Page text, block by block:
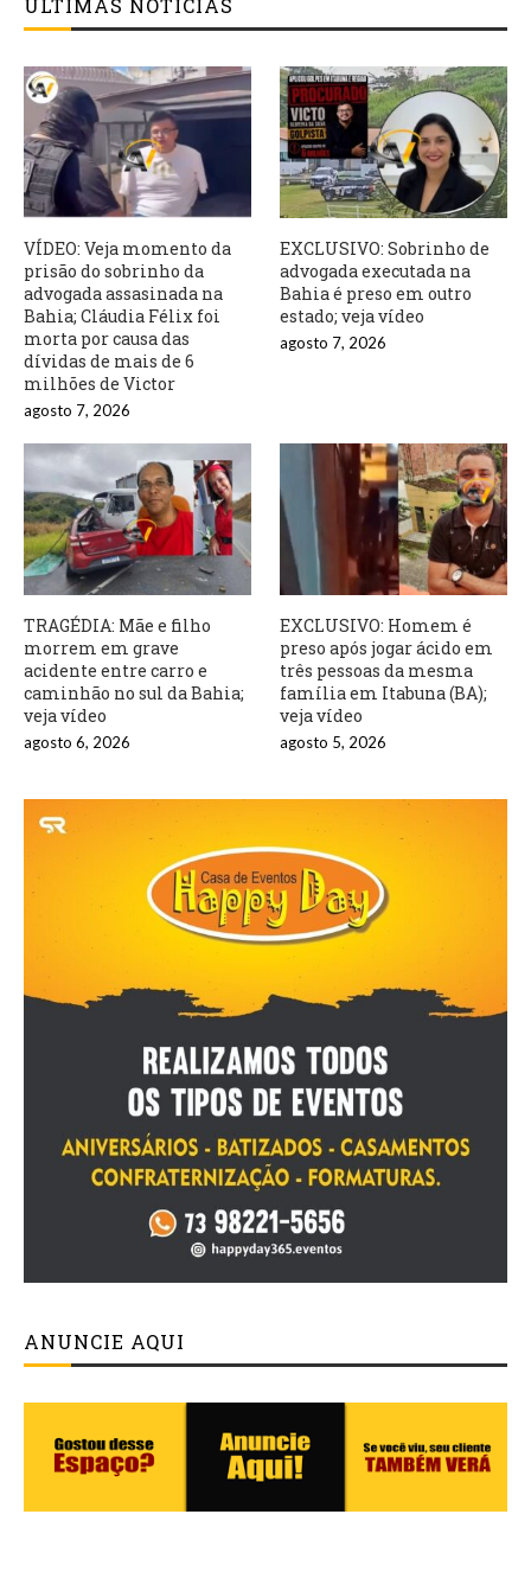
ÚLTIMAS NOTÍCIAS
VÍDEO: Veja momento da
prisão do sobrinho da
advogada assasinada na
Bahia; Cláudia Félix foi
morta por causa das
dívidas de mais de 6
milhões de Victor
agosto 7, 2026
EXCLUSIVO: Sobrinho de
advogada executada na
Bahia é preso em outro
estado; veja vídeo
agosto 7, 2026
TRAGÉDIA: Mãe e filho
morrem em grave
acidente entre carro e
caminhão no sul da Bahia;
veja vídeo
agosto 6, 2026
EXCLUSIVO: Homem é
preso após jogar ácido em
três pessoas da mesma
família em Itabuna (BA);
veja vídeo
agosto 5, 2026
ANUNCIE AQUI